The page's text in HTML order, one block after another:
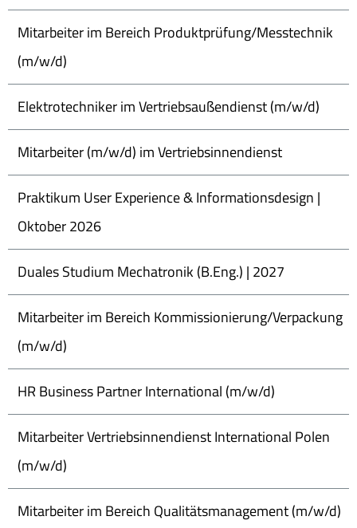
Mitarbeiter im Bereich Produktprüfung/Messtechnik
(m/w/d)
Elektrotechniker im Vertriebsaußendienst (m/w/d)
Mitarbeiter (m/w/d) im Vertriebsinnendienst
Praktikum User Experience & Informationsdesign |
Oktober 2026
Duales Studium Mechatronik (B.Eng.) | 2027
Mitarbeiter im Bereich Kommissionierung/Verpackung
(m/w/d)
HR Business Partner International (m/w/d)
Mitarbeiter Vertriebsinnendienst International Polen
(m/w/d)
Mitarbeiter im Bereich Qualitätsmanagement (m/w/d)